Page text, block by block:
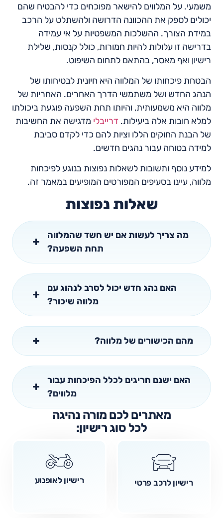
משמעי. על המלווים להישאר מפוכחים כדי להבטיח שהם
יכולים לספק את ההכוונה הדרושה ולהשתלט על הרכב
במידת הצורך. ההשלכות המשפטיות על אי עמידה
בדרישה זו עלולות להיות חמורות, כולל קנסות, שלילת
רישיון ואף מאסר, בהתאם לתחום השיפוט.
הבטחת פיכחותו של המלווה היא חיונית לבטיחותו של
הנהג החדש ושל משתמשי הדרך האחרים. האחריות של
מלווה היא משמעותית, והיותו תחת השפעה פוגעת ביכולתו
למלא חובות אלה ביעילות. דרייבלי מדגישה את החשיבות
של הבנת החוקים הללו וציות להם כדי לקדם סביבת
למידה בטוחה עבור נהגים חדשים.
למידע נוסף ותשובות לשאלות נפוצות בנוגע לפיכחות
מלווה, עיינו בסעיפים המפורטים המופיעים במאמר זה.
שאלות נפוצות
מה צריך לעשות אם יש חשד שהמלווה
תחת השפעה?
האם נהג חדש יכול לסרב לנהוג עם
מלווה שיכור?
מהם הכישורים של מלווה?
האם ישנם חריגים לכלל הפיכחות עבור
מלווים?
מאתרים לכם מורה נהיגה
לכל סוג רישיון:
רישיון לרכב פרטי רישיון לאופנוע